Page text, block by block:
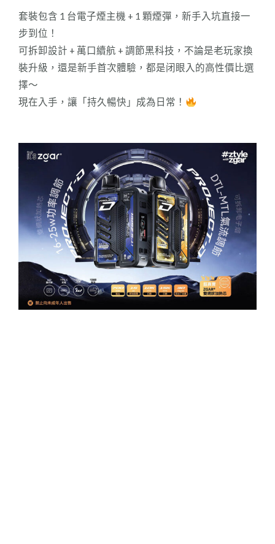
套裝包含 1 台電子煙主機 + 1 顆煙彈，新手入坑直接一
步到位！
可拆卸設計 + 萬口續航 + 調節黑科技，不論是老玩家換
裝升級，還是新手首次體驗，都是闭眼入的高性價比選
擇～
現在入手，讓「持久暢快」成為日常！